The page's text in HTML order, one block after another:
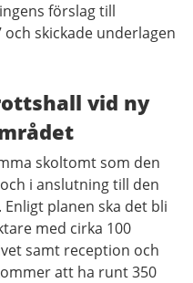
förslag till
skickade underlagen
vid ny
skoltomt som den
i anslutning till den
planen ska det bli
med cirka 100
samt reception och
att ha runt 350